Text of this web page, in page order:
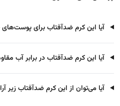
آیا این کرم ضدآفتاب برای
آیا این کرم ضدآفتاب در برابر آب
آیا می‌توان از این کرم ضدآفتاب زیر